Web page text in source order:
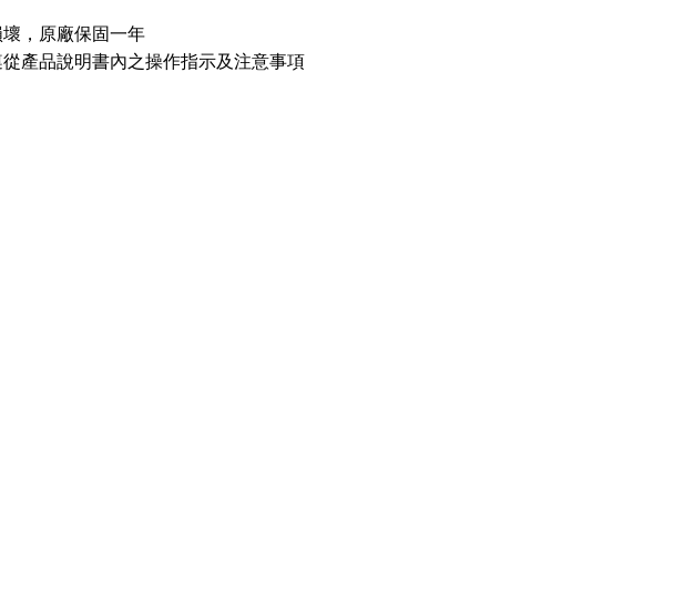
，原廠保固一年
產品說明書內之操作指示及注意事項